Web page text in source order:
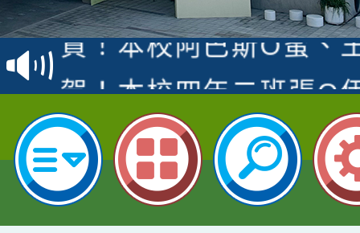
賽 洪綺君教師榮獲社
名
賀！本校阿巴斯O蜜、
倩參加桃園市科展 國
名 指導老師王老師、
賀！本校四年二班張O
園市英語競賽國小朗讀
指導老師林老師
賀！本校參加桃園市中
賽 劉文瑛教師榮獲教
臺灣台語-第二名
賀！本校參與2026世
市賽榮獲科學小創客佳
賀！本校參加桃園市中